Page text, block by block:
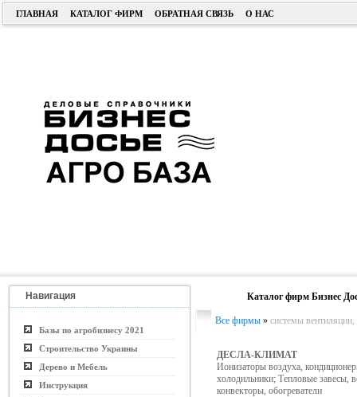
ГЛАВНАЯ КАТАЛОГ ФИРМ ОБРАТНАЯ СВЯЗЬ О НАС
Навигация
Базы по агробизнесу 2021
Строительство Украины
Дерево и Мебель
Инструкция
Каталог фирм Бизнес
Все фирмы » системы
ДЕСЛА-КЛИМАТ
Ионизаторы воздуха,
холодильники; Тепловые завесы,
конвекторы, обогреватели